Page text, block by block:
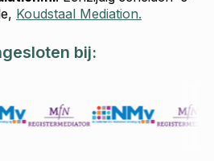
Koudstaal Mediation.
bij: